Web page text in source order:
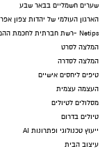
שערים חשמליים בבאר שבע
הארגון העולמי של יהדות צפון
Netips -רשת חברתית לחכמת ההמונים
המלצה לסרט
המלצה לסדרה
טיפים ליחסים אישיים
העצמה עצמית
מסלולים לטיולים
טיולים בדרום
ייעוץ טכנולוגי ופתרונות AI
עיצוב הבית